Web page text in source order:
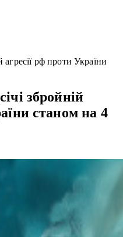
агресії рф проти України
збройній
станом на 4